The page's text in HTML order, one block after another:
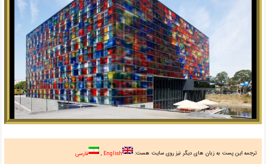
ترجمه این پست به زبان های دیگر نیز روی سایت هست: English فارسی